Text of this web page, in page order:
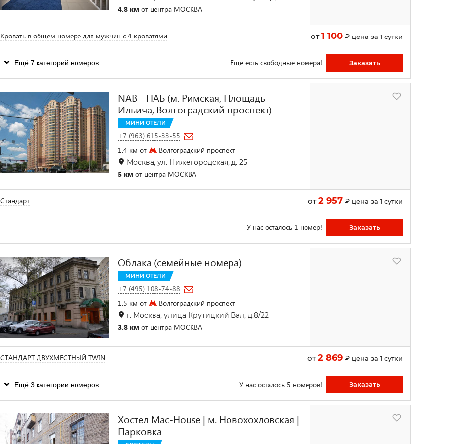
4.8 км от центра МОСКВА
Кровать в общем номере для мужчин с 4 кроватями от1 100₽ цена за 1 сутки
Ещё 7 категорий номеров Ещё есть свободные номера! Заказать
NAB - НАБ (м. Римская, Площадь
Ильича, Волгоградский проспект)
МИНИ ОТЕЛИ
+7 (963) 615-33-55
1.4 км от
Волгоградский проспект
Москва, ул. Нижегородская, д. 25
5 км от центра МОСКВА
Стандарт от2 957₽ цена за 1 сутки
У нас осталось 1 номер! Заказать
Облака (семейные номера)
МИНИ ОТЕЛИ
+7 (495) 108-74-88
1.5 км от
Волгоградский проспект
г. Москва, улица Крутицкий Вал, д.8/22
3.8 км от центра МОСКВА
СТАНДАРТ ДВУХМЕСТНЫЙ TWIN от2 869₽ цена за 1 сутки
Ещё 3 категории номеров У нас осталось 5 номеров! Заказать
Хостел Mac-House | м. Новохохловская |
Парковка